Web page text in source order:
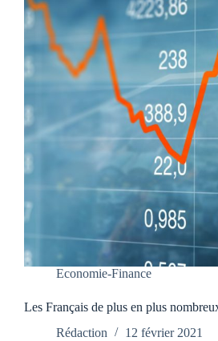
Economie-Finance
Les Français de plus en plus
Rédaction
12 février 2021